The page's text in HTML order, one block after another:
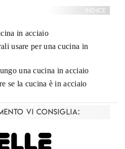
INDICE:
in acciaio
usare per una cucina in
una cucina in acciaio
se la cucina è in acciaio
vi consiglia: